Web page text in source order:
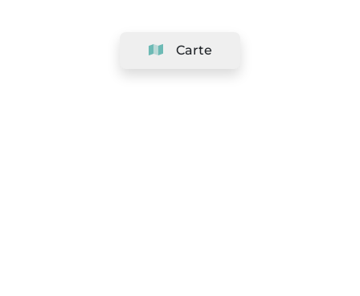
Carte